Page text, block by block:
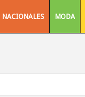
NACIONALES MODA